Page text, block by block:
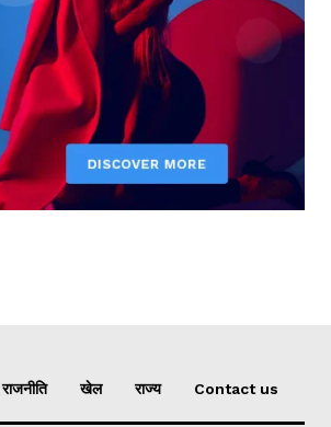
राजनीति खेल राज्य Contact us